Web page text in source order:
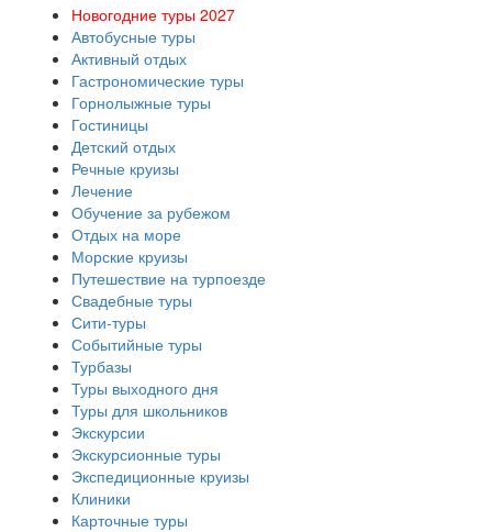
Новогодние туры 2027
Автобусные туры
Активный отдых
Гастрономические туры
Горнолыжные туры
Гостиницы
Детский отдых
Речные круизы
Лечение
Обучение за рубежом
Отдых на море
Морские круизы
Путешествие на турпоезде
Свадебные туры
Сити-туры
Событийные туры
Турбазы
Туры выходного дня
Туры для школьников
Экскурсии
Экскурсионные туры
Экспедиционные круизы
Клиники
Карточные туры